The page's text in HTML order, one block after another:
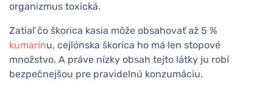
organizmus toxická.
Zatiaľ čo škorica kasia môže obsahovať až 5 %
kumarínu, cejlónska škorica ho má len stopové
množstvo. A práve nízky obsah tejto látky ju robí
bezpečnejšou pre pravidelnú konzumáciu.